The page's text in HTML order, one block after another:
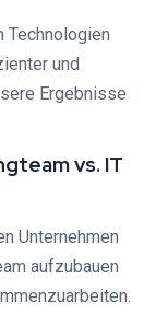
Technologien
und
Ergebnisse
vs. IT
Unternehmen
aufzubauen